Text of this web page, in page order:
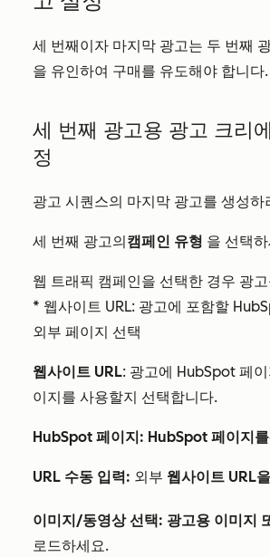
세 번째이자 마지막 광고는 두 번째
을 유인하여 구매를 유도해야 합니다.
세 번째 광고용 광고 크리
정
광고 시퀀스의 마지막 광고를 생성하
세 번째 광고의 캠페인 유형 을 선택
웹 트래픽 캠페인을 선택한 경우 광
* 웹사이트 URL: 광고에 포함할
외부 페이지 선택
웹사이트 URL: 광고에 HubSpot 페이
이지를 사용할지 선택합니다.
HubSpot 페이지: HubSpot 페이지를
URL 수동 입력: 외부 웹사이트 URL을
이미지/동영상 선택: 광고용 이미지
로드하세요.